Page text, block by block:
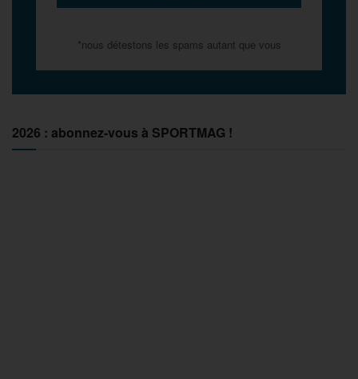
*nous détestons les spams autant que vous
2026 : abonnez-vous à SPORTMAG !